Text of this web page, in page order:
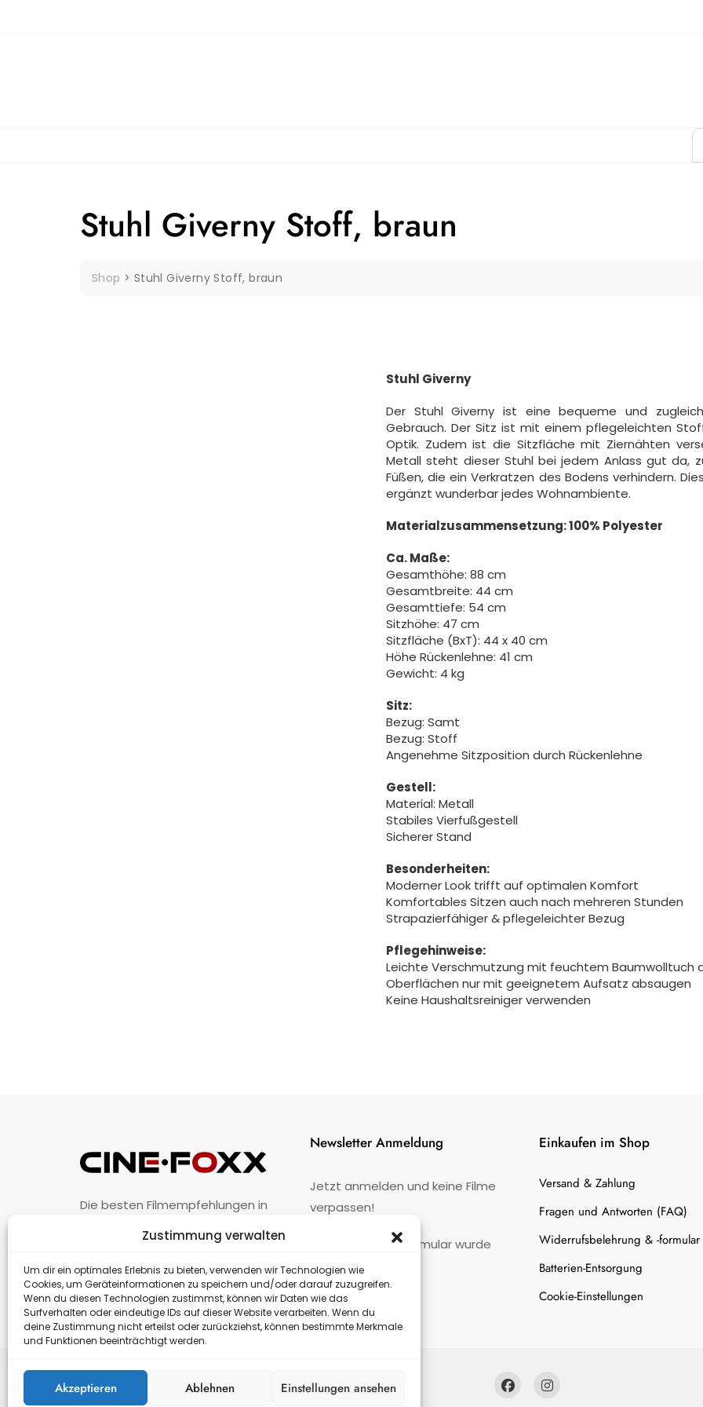
Zustimmung verwalten
Um dir ein optimales Erlebnis zu bieten, verwenden wir Technologien wie
Cookies, um Geräteinformationen zu speichern und/oder darauf zuzugreifen.
Wenn du diesen Technologien zustimmst, können wir Daten wie das
Surfverhalten oder eindeutige IDs auf dieser Website verarbeiten. Wenn du
deine Zustimmung nicht erteilst oder zurückziehst, können bestimmte Merkmale
und Funktionen beeinträchtigt werden.
Akzeptieren Ablehnen Einstellungen ansehen
Stuhl Giverny Stoff, braun
Shop > Stuhl Giverny Stoff, braun
Stuhl Giverny
Der Stuhl Giverny ist eine bequeme und
Gebrauch. Der Sitz ist mit einem pflegeleichten
Optik. Zudem ist die Sitzfläche mit Ziernähten
Metall steht dieser Stuhl bei jedem Anlass gut da,
Füßen, die ein Verkratzen des Bodens verhindern.
ergänzt wunderbar jedes Wohnambiente.
Materialzusammensetzung: 100% Polyester
Ca. Maße:
Gesamthöhe: 88 cm
Gesamtbreite: 44 cm
Gesamttiefe: 54 cm
Sitzhöhe: 47 cm
Sitzfläche (BxT): 44 x 40 cm
Höhe Rückenlehne: 41 cm
Gewicht: 4 kg
Sitz:
Bezug: Samt
Bezug: Stoff
Angenehme Sitzposition durch Rückenlehne
Gestell:
Material: Metall
Stabiles Vierfußgestell
Sicherer Stand
Besonderheiten:
Moderner Look trifft auf optimalen Komfort
Komfortables Sitzen auch nach mehreren Stunden
Strapazierfähiger & pflegeleichter Bezug
Pflegehinweise:
Leichte Verschmutzung mit feuchtem Baumwolltuch
Oberflächen nur mit geeignetem Aufsatz absaugen
Keine Haushaltsreiniger verwenden
Die besten Filmempfehlungen in
Unternehmen · Impressum · Kontakt
Newsletter Anmeldung
Jetzt anmelden und keine Filme
verpassen!
Kontaktformular wurde
nicht gefunden.
Einkaufen im Shop
Versand & Zahlung
Fragen und Antworten (FAQ)
Widerrufsbelehrung & -formular
Batterien-Entsorgung
Cookie-Einstellungen